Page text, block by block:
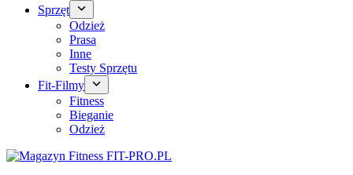
Sprzęt
Odzież
Prasa
Inne
Testy Sprzętu
Fit-Filmy
Fitness
Bieganie
Odzież